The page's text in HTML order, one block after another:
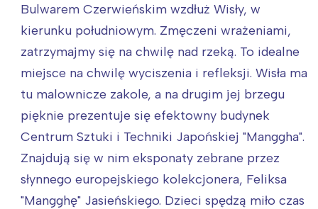
Bulwarem Czerwieńskim wzdłuż Wisły, w
kierunku południowym. Zmęczeni wrażeniami,
zatrzymajmy się na chwilę nad rzeką. To idealne
miejsce na chwilę wyciszenia i refleksji. Wisła ma
tu malownicze zakole, a na drugim jej brzegu
pięknie prezentuje się efektowny budynek
Centrum Sztuki i Techniki Japońskiej "Manggha".
Znajdują się w nim eksponaty zebrane przez
słynnego europejskiego kolekcjonera, Feliksa
"Mangghę" Jasieńskiego. Dzieci spędzą miło czas